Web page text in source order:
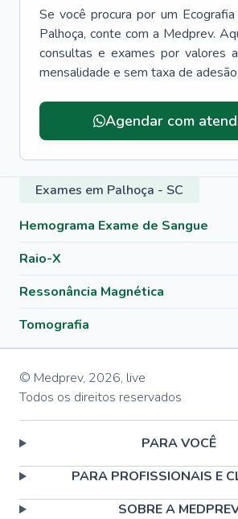
Se você procura por um
Palhoça, conte com a Medprev.
consultas e exames por valores
mensalidade e sem taxa de adesão.
Agendar com
Exames em Palhoça - SC
Hemograma Exame de Sangue
Raio-X
Ressonância Magnética
Tomografia
© Medprev, 2026, live
Todos os direitos reservados
PARA VOCÊ
PARA PROFISSIONAIS E
SOBRE A